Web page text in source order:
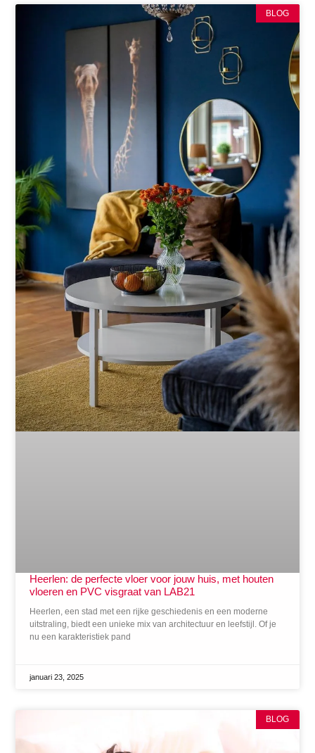
BLOG
Heerlen: de perfecte vloer voor jouw huis, met houten
vloeren en PVC visgraat van LAB21
Heerlen, een stad met een rijke geschiedenis en een moderne
uitstraling, biedt een unieke mix van architectuur en leefstijl. Of je
nu een karakteristiek pand
januari 23, 2025
BLOG